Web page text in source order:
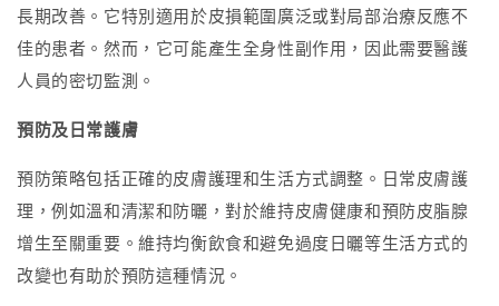
長期改善。它特別適用於皮損範圍廣泛或對局部治療反應不
佳的患者。然而，它可能產生全身性副作用，因此需要醫護
人員的密切監測。
預防及日常護膚
預防策略包括正確的皮膚護理和生活方式調整。日常皮膚護
理，例如溫和清潔和防曬，對於維持皮膚健康和預防皮脂腺
增生至關重要。維持均衡飲食和避免過度日曬等生活方式的
改變也有助於預防這種情況。